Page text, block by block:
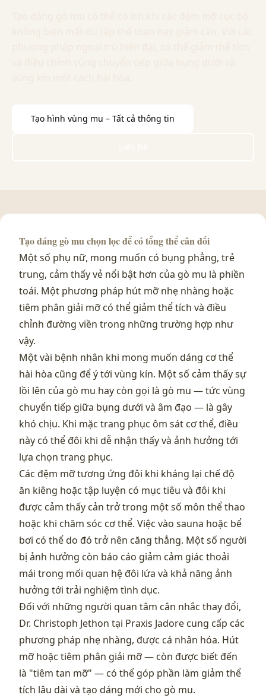
Tạo hình vùng mu – Tất cả thông tin
Tạo dáng gò mu chọn lọc để có tổng thể cân đối
Một số phụ nữ, mong muốn có bụng phẳng, trẻ
trung, cảm thấy vẻ nổi bật hơn của gò mu là phiền
toái. Một phương pháp hút mỡ nhẹ nhàng hoặc
tiêm phân giải mỡ có thể giảm thể tích và điều
chỉnh đường viền trong những trường hợp như
vậy.
Một vài bệnh nhân khi mong muốn dáng cơ thể
hài hòa cũng để ý tới vùng kín. Một số cảm thấy sự
lồi lên của gò mu hay còn gọi là gò mu — tức vùng
chuyển tiếp giữa bụng dưới và âm đạo — là gây
khó chịu. Khi mặc trang phục ôm sát cơ thể, điều
này có thể đôi khi dễ nhận thấy và ảnh hưởng tới
lựa chọn trang phục.
Các đệm mỡ tương ứng đôi khi kháng lại chế độ
ăn kiêng hoặc tập luyện có mục tiêu và đôi khi
được cảm thấy cản trở trong một số môn thể thao
hoặc khi chăm sóc cơ thể. Việc vào sauna hoặc bể
bơi có thể do đó trở nên căng thẳng. Một số người
bị ảnh hưởng còn báo cáo giảm cảm giác thoải
mái trong mối quan hệ đôi lứa và khả năng ảnh
hưởng tới trải nghiệm tình dục.
Đối với những người quan tâm cân nhắc thay đổi,
Dr. Christoph Jethon tại Praxis Jadore cung cấp các
phương pháp nhẹ nhàng, được cá nhân hóa. Hút
mỡ hoặc tiêm phân giải mỡ — còn được biết đến
là "tiêm tan mỡ" — có thể góp phần làm giảm thể
tích lâu dài và tạo dáng mới cho gò mu.